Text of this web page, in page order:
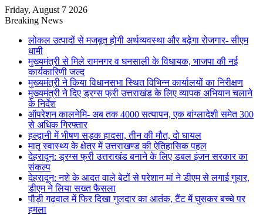
Friday, August 7 2026
Breaking News
लोकल उत्पादों से मजबूत होगी अर्थव्यवस्था और बढ़ेगा रोजगार- सीएम
धामी
मुख्यमंत्री से मिले रामनगर व घनसाली के विधायक, भाजपा की नई
कार्यकारिणी जल्द
मुख्यमंत्री ने किया विधानसभा स्थित विभिन्न कार्यालयों का निरीक्षण
मुख्यमंत्री ने दिए ड्रग्स फ्री उत्तराखंड के लिए व्यापक अभियान चलाने
के निर्देश
ऑपरेशन कालनेमि- अब तक 4000 सत्यापन, एक बांग्लादेशी समेत 300
से अधिक गिरफ्तार
हल्द्वानी में भीषण सड़क हादसा, तीन की मौत, दो घायल
मातृ स्वास्थ्य के क्षेत्र में उत्तराखण्ड की ऐतिहासिक पहल
देहरादून: ड्रग्स फ्री उत्तराखंड बनाने के लिए डबल इंजन सरकार का
संकल्प
देहरादून: नशे के आदत वाले बेटों से परेशान मां ने डीएम से लगाई गुहार,
डीएम ने लिया सख्त फैसला
पौड़ी गढ़वाल में फिर दिखा गुलदार का आतंक, टैंट में घुसकर बच्चे पर
हमला